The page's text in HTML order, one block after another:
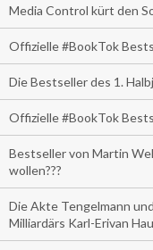
Media Control kürt den
Offizielle #BookTok
Die Bestseller des 1.
Offizielle #BookTok
Bestseller von Martin
wollen???
Die Akte Tengelmann
Milliardärs Karl-Erivan